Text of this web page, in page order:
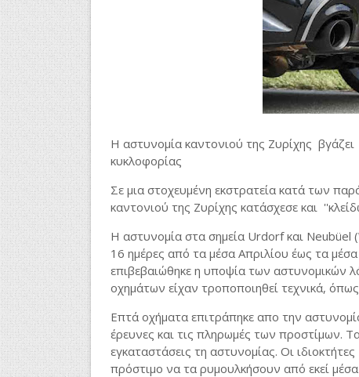
Η αστυνομία καντονιού της Ζυρίχης βγάζει
κυκλοφορίας
Σε μια στοχευμένη εκστρατεία κατά των
καντονιού της Ζυρίχης κατάσχεσε και
Η αστυνομία στα σημεία Urdorf και Neubüel
16 ημέρες από τα μέσα Απριλίου έως τα
επιβεβαιώθηκε η υποψία των αστυνομικών
οχημάτων είχαν τροποποιηθεί τεχνικά,
Επτά οχήματα επιτράπηκε απο την
έρευνες και τις πληρωμές των προστίμων.
εγκαταστάσεις τη αστυνομίας. Οι
πρόστιμο να τα ρυμουλκήσουν από εκεί